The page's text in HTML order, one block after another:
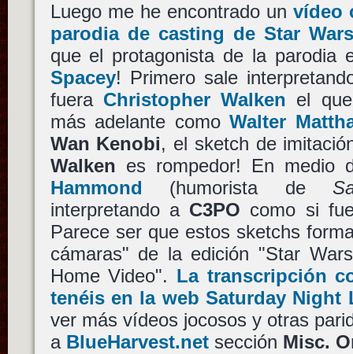
Luego me he encontrado unvídeo
parodia de casting de Star Wars
que el protagonista de la parodia
Spacey! Primero sale
fuera Christopher Walken el
más adelante comoWalter
Wan Kenobi, el sketch de
Walken es rompedor! En medio
Hammond (humorista de
interpretando a C3PO como si
Parece ser que estos sketchs
cámaras" de la edición "Star
Home Video". La transcripción
tenéis en la web Saturday Night
ver más vídeos jocosos y otras
a BlueHarvest.netsección Misc.